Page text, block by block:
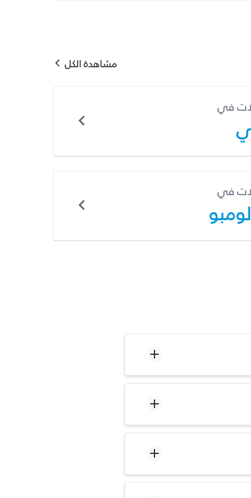
مشاهدة الكل
في
في